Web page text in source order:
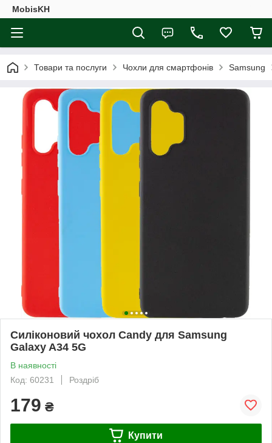
MobisKH
Товари та послуги Чохли для смартфонів Samsung
Силіконовий чохол Candy для Samsung
Galaxy A34 5G
В наявності
Код: 60231
Роздріб
179 ₴
Купити